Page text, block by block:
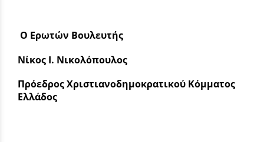
Ο Ερωτών Βουλευτής
Νίκος Ι. Νικολόπουλος
Πρόεδρος Χριστιανοδημοκρατικού Κόμματος
Ελλάδος